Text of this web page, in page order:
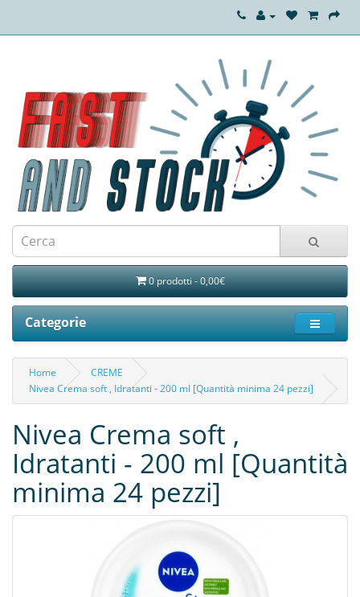
0 prodotti - 0,00€
Categorie
Home
CREME
Nivea Crema soft , Idratanti - 200 ml [Quantità minima 24 pezzi]
Nivea Crema soft ,
Idratanti - 200 ml [Quantità
minima 24 pezzi]